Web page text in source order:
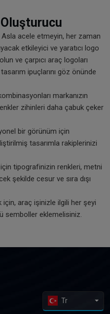
acele etmeyin, her zaman
etkileyici ve yaratıcı logo
ve çarpıcı araç logoları
ipuçlarını göz önünde
markanızın
zihinleri daha çabuk çeker
bir görünüm için
tasarımla rakiplerinizi
tipografinizin renkleri, metni
şekilde cesur ve sıra dışı
için, araç işinizle ilgili her şeyi
semboller eklemelisiniz.
Tr